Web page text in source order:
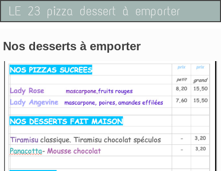
LE 23 pizza dessert à emporter
Nos desserts à emporter